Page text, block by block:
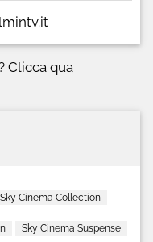
Clicca qua
Sky Cinema Collection
Sky Cinema Suspense